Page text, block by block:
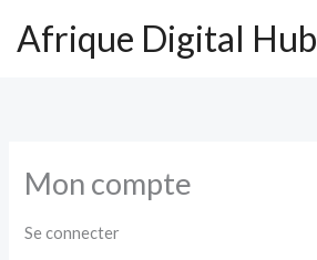
Afrique Digital Hub
Mon compte
Se connecter